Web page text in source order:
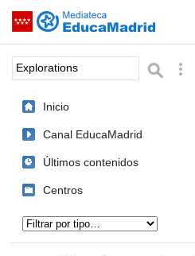
Saltar navegación
Palabra o frase:
Inicio
Canal EducaMadrid
Últimos contenidos
Centros